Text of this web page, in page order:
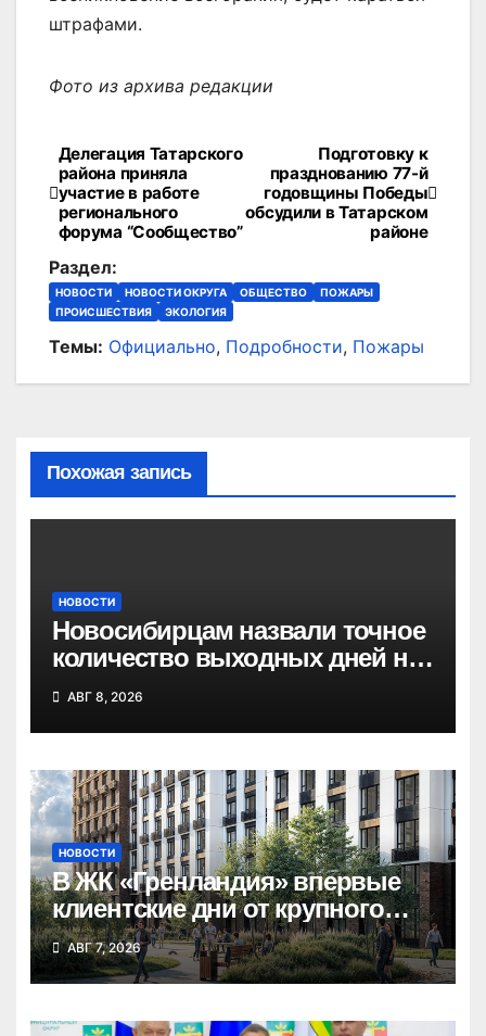
штрафами.
Фото из архива редакции
Навигация
по
записям
Подготовку к
празднованию 77-й
годовщины Победы
обсудили в Татарском
районе
Делегация Татарского
района приняла
участие в работе
регионального
форума “Сообщество”
Раздел:
НОВОСТИ НОВОСТИ ОКРУГА ОБЩЕСТВО
ПОЖАРЫ
ПРОИСШЕСТВИЯ
ЭКОЛОГИЯ
Темы: Официально, Подробности, Пожары
Похожая запись
НОВОСТИ
Новосибирцам назвали точное
количество выходных дней на
праздники в 2027 году
АВГ 8, 2026
НОВОСТИ
В ЖК «Гренландия» впервые
клиентские дни от крупного
девелопера — группы
компаний «СОЮЗ»
АВГ 7, 2026